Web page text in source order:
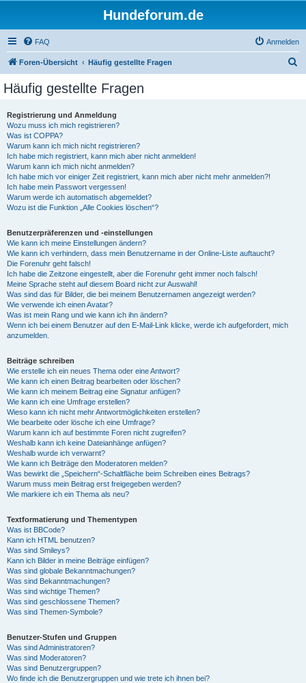
Hundeforum.de
FAQ Anmelden
Foren-Übersicht Häufig gestellte Fragen
Häufig gestellte Fragen
Registrierung und Anmeldung
Wozu muss ich mich registrieren?
Was ist COPPA?
Warum kann ich mich nicht registrieren?
Ich habe mich registriert, kann mich aber nicht anmelden!
Warum kann ich mich nicht anmelden?
Ich habe mich vor einiger Zeit registriert, kann mich aber nicht mehr anmelden?!
Ich habe mein Passwort vergessen!
Warum werde ich automatisch abgemeldet?
Wozu ist die Funktion „Alle Cookies löschen“?
Benutzerpräferenzen und -einstellungen
Wie kann ich meine Einstellungen ändern?
Wie kann ich verhindern, dass mein Benutzername in der Online-Liste auftaucht?
Die Forenuhr geht falsch!
Ich habe die Zeitzone eingestellt, aber die Forenuhr geht immer noch falsch!
Meine Sprache steht auf diesem Board nicht zur Auswahl!
Was sind das für Bilder, die bei meinem Benutzernamen angezeigt werden?
Wie verwende ich einen Avatar?
Was ist mein Rang und wie kann ich ihn ändern?
Wenn ich bei einem Benutzer auf den E-Mail-Link klicke, werde ich aufgefordert, mich
anzumelden.
Beiträge schreiben
Wie erstelle ich ein neues Thema oder eine Antwort?
Wie kann ich einen Beitrag bearbeiten oder löschen?
Wie kann ich meinem Beitrag eine Signatur anfügen?
Wie kann ich eine Umfrage erstellen?
Wieso kann ich nicht mehr Antwortmöglichkeiten erstellen?
Wie bearbeite oder lösche ich eine Umfrage?
Warum kann ich auf bestimmte Foren nicht zugreifen?
Weshalb kann ich keine Dateianhänge anfügen?
Weshalb wurde ich verwarnt?
Wie kann ich Beiträge den Moderatoren melden?
Was bewirkt die „Speichern“-Schaltfläche beim Schreiben eines Beitrags?
Warum muss mein Beitrag erst freigegeben werden?
Wie markiere ich ein Thema als neu?
Textformatierung und Thementypen
Was ist BBCode?
Kann ich HTML benutzen?
Was sind Smileys?
Kann ich Bilder in meine Beiträge einfügen?
Was sind globale Bekanntmachungen?
Was sind Bekanntmachungen?
Was sind wichtige Themen?
Was sind geschlossene Themen?
Was sind Themen-Symbole?
Benutzer-Stufen und Gruppen
Was sind Administratoren?
Was sind Moderatoren?
Was sind Benutzergruppen?
Wo finde ich die Benutzergruppen und wie trete ich ihnen bei?